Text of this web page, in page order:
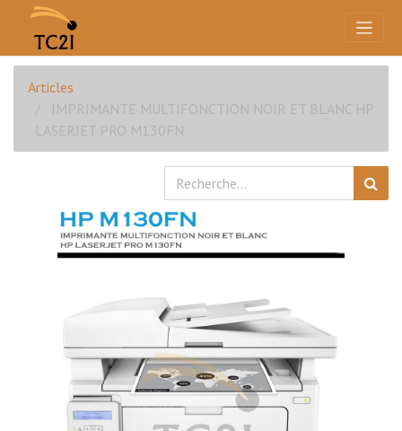
Articles
IMPRIMANTE MULTIFONCTION NOIR ET BLANC HP
LASERJET PRO M130FN